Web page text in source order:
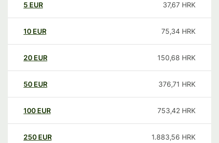
5 EUR 37,67 HRK
10 EUR 75,34 HRK
20 EUR 150,68 HRK
50 EUR 376,71 HRK
100 EUR 753,42 HRK
250 EUR 1.883,56 HRK